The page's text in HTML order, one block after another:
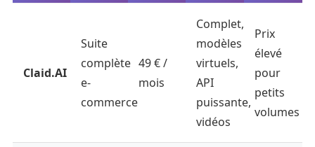
Claid.AI
Suite
complète
e-
commerce
49 € /
mois
Complet,
modèles
virtuels,
API
puissante,
vidéos
Prix
élevé
pour
petits
volumes